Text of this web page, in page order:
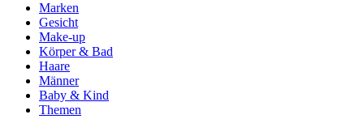
Marken
Gesicht
Make-up
Körper & Bad
Haare
Männer
Baby & Kind
Themen